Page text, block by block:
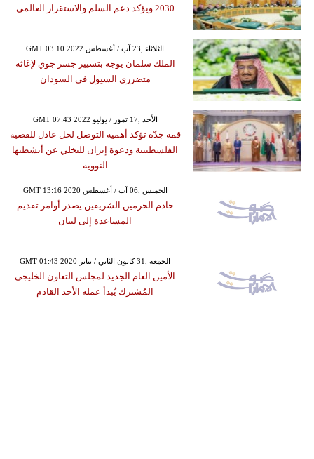
2030 ويؤكد دعم السلم والاستقرار العالمي
GMT 03:10 2022 الثلاثاء ,23 آب / أغسطس
الملك سلمان يوجه بتسيير جسر جوي لإغاثة
متضرري السيول في السودان
GMT 07:43 2022 الأحد ,17 تموز / يوليو
قمة جدّة تؤكد أهمية التوصل لحل عادل للقضية
الفلسطينية ودعوة إيران للتخلي عن أنشطتها
النووية
GMT 13:16 2020 الخميس ,06 آب / أغسطس
خادم الحرمين الشريفين يصدر أوامر تقديم
المساعدة إلى لبنان
GMT 01:43 2020 الجمعة ,31 كانون الثاني / يناير
الأمين العام الجديد لمجلس التعاون الخليجي
المُشترك يُبدأ عمله الأحد القادم